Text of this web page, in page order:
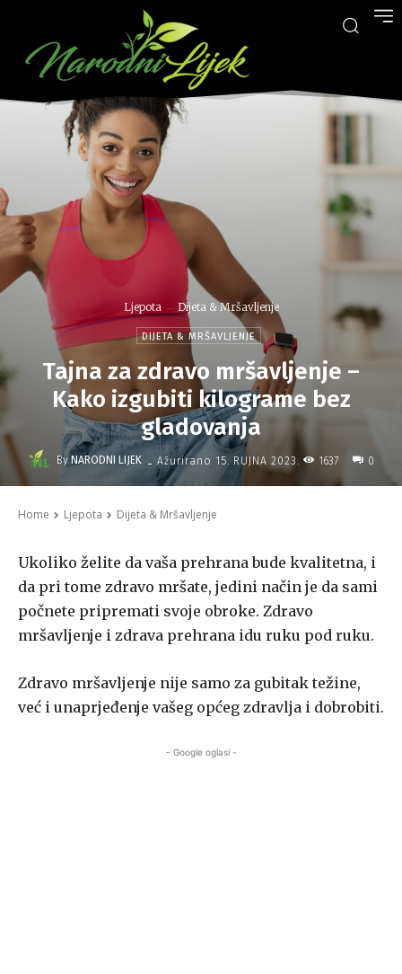
Ljepota Dijeta & Mršavljenje
DIJETA & MRŠAVLJENJE
Tajna za zdravo mršavljenje –
Kako izgubiti kilograme bez
gladovanja
By NARODNI LIJEK - Ažurirano 15. RUJNA 2023. 1637 0
Home Ljepota Dijeta & Mršavljenje
Ukoliko želite da vaša prehrana bude kvalitetna, i
da pri tome zdravo mršate, jedini način je da sami
počnete pripremati svoje obroke. Zdravo
mršavljenje i zdrava prehrana idu ruku pod ruku.
Zdravo mršavljenje nije samo za gubitak težine,
već i unaprjeđenje vašeg općeg zdravlja i dobrobiti.
- Google oglasi -